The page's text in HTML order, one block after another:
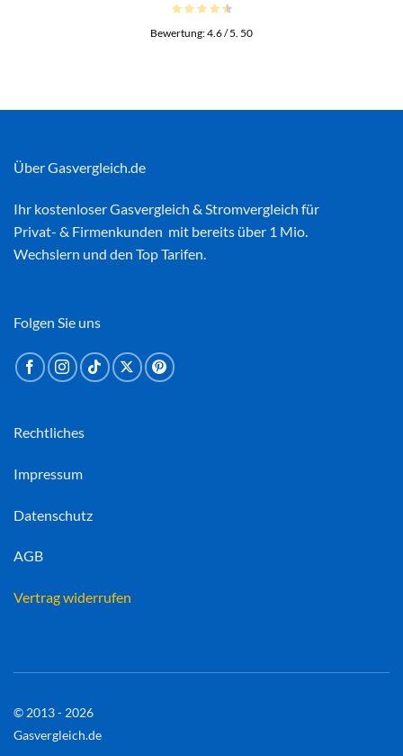
Bewertung:4.6/ 5. 50
Über Gasvergleich.de
Ihr kostenloserGasvergleich & Stromvergleich für
Privat- & Firmenkunden mit bereits über 1 Mio.
Wechslern und den Top Tarifen.
Rechtliches
Impressum
Datenschutz
AGB
Vertrag widerrufen
Folgen Sie uns
© 2013 - 2026
Gasvergleich.de